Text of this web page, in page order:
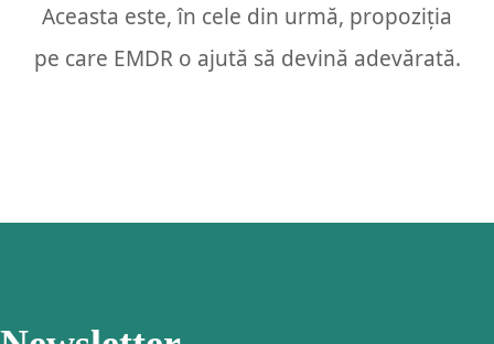
Aceasta este, în cele din urmă, propoziția
pe care EMDR o ajută să devină adevărată.